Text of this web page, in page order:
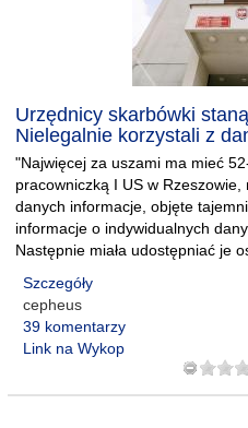
Urzędnicy skarbówki
Nielegalnie korzystali z
"Najwięcej za uszami ma mieć
pracowniczką I US w Rzeszowie,
danych informacje, objęte
informacje o indywidualnych
Następnie miała udostępniać je
Szczegóły
cepheus
39 komentarzy
Link na Wykop